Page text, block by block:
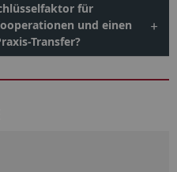
für
und einen
Transfer?